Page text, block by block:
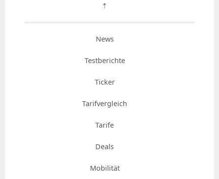
⇡
News
Testberichte
Ticker
Tarifvergleich
Tarife
Deals
Mobilität